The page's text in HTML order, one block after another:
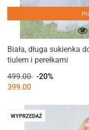
Biała, długa sukienka
tiulem i perełkami
499.00 -20%
399.00
WYPRZEDAŻ